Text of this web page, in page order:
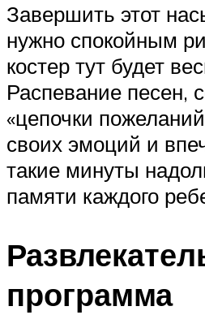
Завершить этот
нужно спокойным
костер тут будет
Распевание песен,
«цепочки
своих эмоций и
такие минуты
памяти каждого
программа